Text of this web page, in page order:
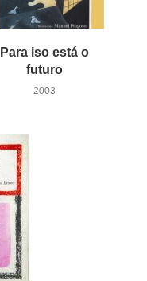
Para iso está o
futuro
2003